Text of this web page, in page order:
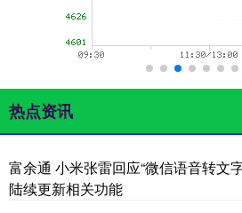
热点资讯
富余通 小米张雷回应“微信语音转文
陆续更新相关功能